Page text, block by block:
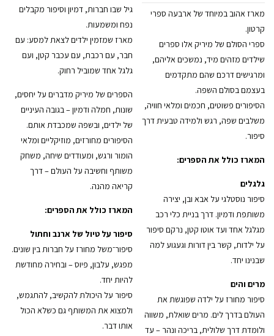
מארז אהוב במיוחד של ארבעה ספרי
קרטון.
ספרי הסולם של מיריק אלו ספרים
שילדים מזהים מיד, נמשכים אליהם,
ומרגישים דרכם שהם מתקדמים
בעצמם בסולם השפה.
הסיפורים פשוטים, חכמים ומלאי חוויה,
משלבים שפה, רגש ולמידה טבעית דרך
סיפור.
המארז כולל את הספרים:
גלגלים
סיפור נוסטלגי על אבא ובן, יצירה
משותפת ודמיון. דרך בניית כלי רכב
מגלגל אחד ועד אוטו קטן, נרקם סיפור
על ילדות, קשר בין דורות וגעגוע למה
שבנינו יחד.
מרים והים
סיפור מחורז על ילדה שפוגשת את
העולם בדרך לים. מרים שואלת, משווה
ולומדת דרך שלולית, בריכה ונהר – עד
גיל שבו חברות, דמיון וסיפור מקבלים
נפח ומשמעות.
מארז שמזמין ילדים לצאת למסע: עם
חבר, עם רכבת, עם עכבר קטן, ועם
גלגל אחד שמוביל רחוק.
הספרים של מיריק מדברים על יחסים,
שונות, חמלה ודמיון – בגובה העיניים
של ילדים, ובשפה שמכבדת אותם.
הסיפורים מחורזים, מוזיקליים ומלאי
הומור ורגש, ומעודדים שיחה, משחק
משותף וחשיבה על העולם – דרך
קריאה מהנה.
המארז כולל את הספרים:
סיפור על טיול של ארנב וחתול
סיפור־משל מחורז על חברות בין שונים.
מפגש, עלבון, פיוס – ובחירה מחודשת
להיות יחד.
סיפור על היכולת להקשיב, להתגמש,
ולמצוא את המשותף גם כשלא הכול
אותו דבר.